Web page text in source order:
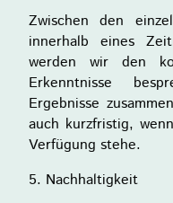
Zwischen den
innerhalb eines
werden wir den
Erkenntnisse
Ergebnisse
auch kurzfristig,
Verfügung stehe.
5. Nachhaltigkeit